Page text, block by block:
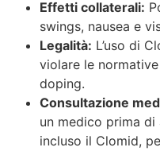
Effetti collaterali:
swings, nausea e
Legalità: L’uso di
violare le
doping.
Consultazione
un medico prima di
incluso il Clomid,